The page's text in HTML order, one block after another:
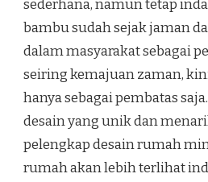
sederhana, namun tetap
bambu sudah sejak jaman
dalam masyarakat sebagai
seiring kemajuan zaman,
hanya sebagai pembatas
desain yang unik dan
pelengkap desain rumah
rumah akan lebih terlihat